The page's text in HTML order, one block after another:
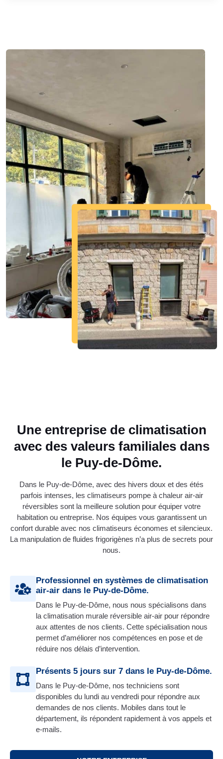
Une entreprise de climatisation
avec des valeurs familiales dans
le Puy-de-Dôme.
Dans le Puy-de-Dôme, avec des hivers doux et des étés
parfois intenses, les climatiseurs pompe à chaleur air-air
réversibles sont la meilleure solution pour équiper votre
habitation ou entreprise. Nos équipes vous garantissent un
confort durable avec nos climatiseurs économes et silencieux.
La manipulation de fluides frigorigènes n’a plus de secrets pour
nous.
Professionnel en systèmes de climatisation
air-air dans le Puy-de-Dôme.
Dans le Puy-de-Dôme, nous nous spécialisons dans
la climatisation murale réversible air-air pour répondre
aux attentes de nos clients. Cette spécialisation nous
permet d’améliorer nos compétences en pose et de
réduire nos délais d’intervention.
Présents 5 jours sur 7 dans le Puy-de-Dôme.
Dans le Puy-de-Dôme, nos techniciens sont
disponibles du lundi au vendredi pour répondre aux
demandes de nos clients. Mobiles dans tout le
département, ils répondent rapidement à vos appels et
e-mails.